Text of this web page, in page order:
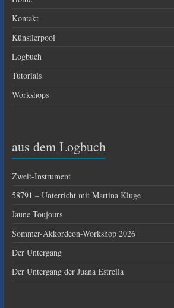
Kontakt
Künstlerpool
Logbuch
Tutorials
Workshops
aus dem Logbuch
Zweit-Instrument
58791 – Unterricht mit Martina Kluge
Jaune Toujours
Sommer-Akkordeon-Workshop 2026
Der Untergang
Der Untergang der Juana Estrella